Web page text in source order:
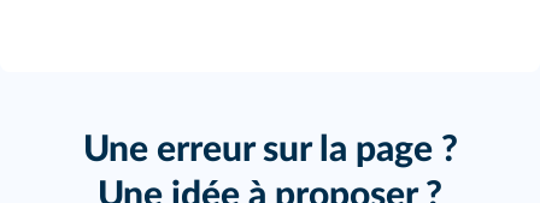
Une erreur sur la page ?